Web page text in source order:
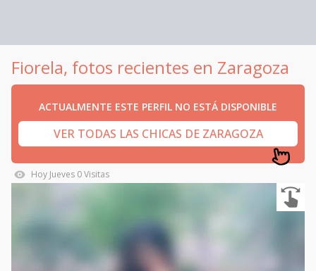
Fiorela, fotos recientes en Zaragoza
ACTUALMENTE ESTE PERFIL NO ESTÁ DISPONIBLE
VER TODAS LAS CHICAS DE ZARAGOZA
Hoy Jueves 0Visitas